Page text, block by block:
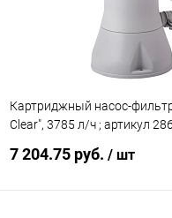
Картриджный насос-
Clear", 3785 л/ч ; артикул
7 204.75 руб. / шт